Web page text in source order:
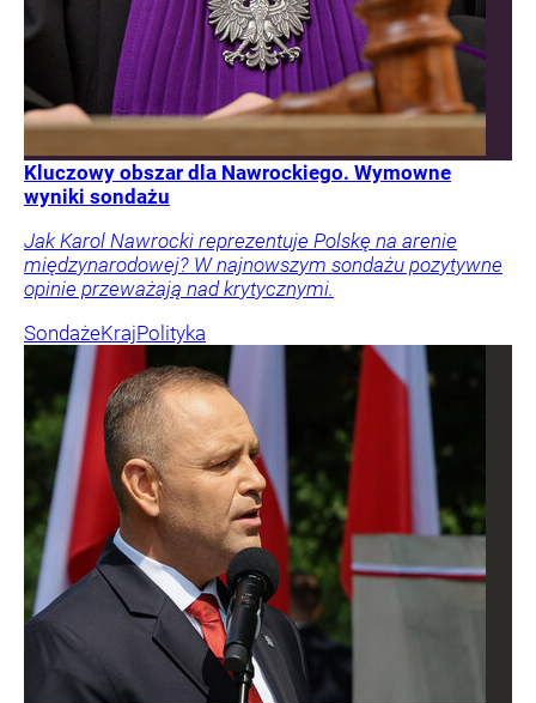
Kluczowy obszar dla Nawrockiego. Wymowne
wyniki sondażu
Jak Karol Nawrocki reprezentuje Polskę na arenie
międzynarodowej? W najnowszym sondażu pozytywne
opinie przeważają nad krytycznymi.
SondażeKrajPolityka